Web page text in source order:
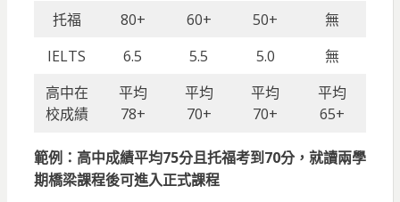
托福
80+ 60+ 50+
無
IELTS
6.5 5.5 5.0
無
高中在
校成績
平均
78+
平均
70+
平均
70+
平均
65+
範例：高中成績平均75分且托福考到70分，就讀兩學
期橋梁課程後可進入正式課程